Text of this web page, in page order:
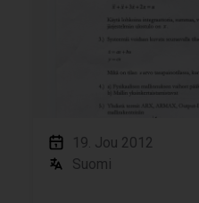
19. Jou 2012
Suomi